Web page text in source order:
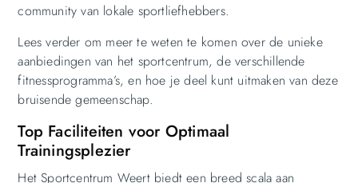
community van lokale sportliefhebbers.
Lees verder om meer te weten te komen over de unieke
aanbiedingen van het sportcentrum, de verschillende
fitnessprogramma’s, en hoe je deel kunt uitmaken van deze
bruisende gemeenschap.
Top Faciliteiten voor Optimaal
Trainingsplezier
Het Sportcentrum Weert biedt een breed scala aan